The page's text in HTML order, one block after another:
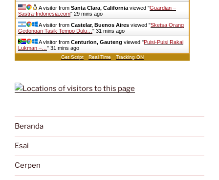
A visitor from Santa Clara, California viewed "Guardian –
Sastra-Indonesia.com" 29 mins ago
A visitor from Castelar, Buenos Aires viewed "Sketsa Orang
Gedongan Tasik Tempo Dulu… " 31 mins ago
A visitor from Centurion, Gauteng viewed "Puisi-Puisi Rakai
Lukman –… " 31 mins ago
Get Script Real Time Tracking ON
Beranda
Esai
Cerpen